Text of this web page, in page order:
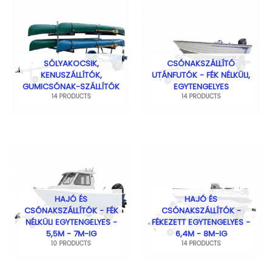
SÓLYAKOCSIK,
KENUSZÁLLÍTÓK,
GUMICSÓNAK-SZÁLLÍTÓK
14 PRODUCTS
CSÓNAKSZÁLLÍTÓ
UTÁNFUTÓK - FÉK NÉLKÜLI,
EGYTENGELYES
14 PRODUCTS
HAJÓ ÉS
CSÓNAKSZÁLLÍTÓK - FÉK
NÉLKÜLI EGYTENGELYES -
5,5M - 7M-IG
10 PRODUCTS
HAJÓ ÉS
CSÓNAKSZÁLLÍTÓK -
FÉKEZETT EGYTENGELYES -
6,4M - 8M-IG
14 PRODUCTS